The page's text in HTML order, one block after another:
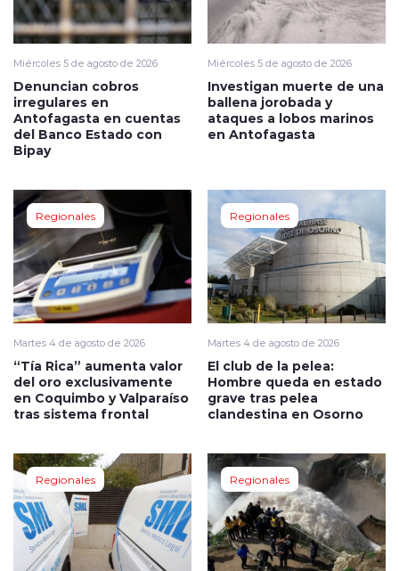
Miércoles 5 de agosto de 2026
Denuncian cobros
irregulares en
Antofagasta en cuentas
del Banco Estado con
Bipay
Miércoles 5 de agosto de 2026
Investigan muerte de una
ballena jorobada y
ataques a lobos marinos
en Antofagasta
Regionales
Martes 4 de agosto de 2026
“Tía Rica” aumenta valor
del oro exclusivamente
en Coquimbo y Valparaíso
tras sistema frontal
Regionales
Martes 4 de agosto de 2026
El club de la pelea:
Hombre queda en estado
grave tras pelea
clandestina en Osorno
Regionales Regionales